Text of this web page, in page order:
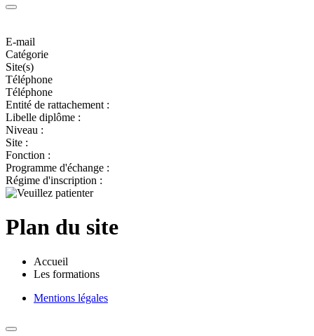
E-mail
Catégorie
Site(s)
Téléphone
Téléphone
Entité de rattachement :
Libelle diplôme :
Niveau :
Site :
Fonction :
Programme d'échange :
Régime d'inscription :
Plan du site
Accueil
Les formations
Mentions légales